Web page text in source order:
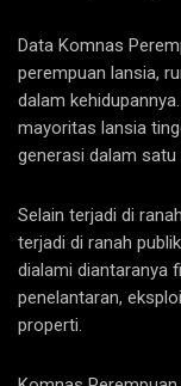
Data Komnas
perempuan lansia,
dalam
mayoritas lansia
generasi dalam satu
Selain terjadi di
terjadi di ranah
dialami diantaranya
penelantaran,
properti.